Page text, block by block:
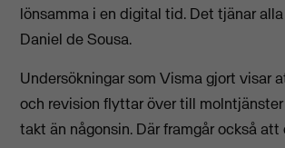
lönsamma i en digital tid. Det tjänar
Daniel de Sousa.
Undersökningar som Visma gjort visar
och revision flyttar över till
takt än någonsin. Där framgår också att